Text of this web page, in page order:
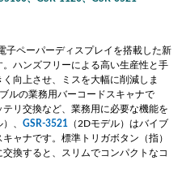
子ペーパーディスプレイを搭載した新
ハンズフリーによる高い生産性と手
向上させ、ミスを大幅に削減しま
ルの業務用バーコードスキャナで
リ交換など、業務用に必要な機能を
）、GSR-3521
（2Dモデル）はバイブ
ャナです。標準トリガボタン（指）
換すると、スリムでコンパクトなコ